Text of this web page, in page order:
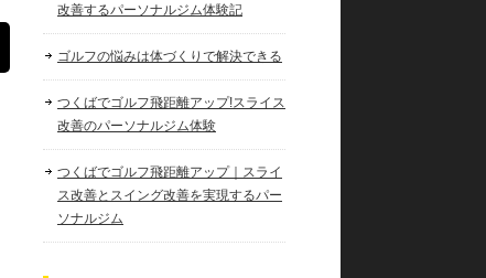
改善するパーソナルジム体験記
ゴルフの悩みは体づくりで解決できる
つくばでゴルフ飛距離アップ!スライス
改善のパーソナルジム体験
つくばでゴルフ飛距離アップ｜スライ
ス改善とスイング改善を実現するパー
ソナルジム